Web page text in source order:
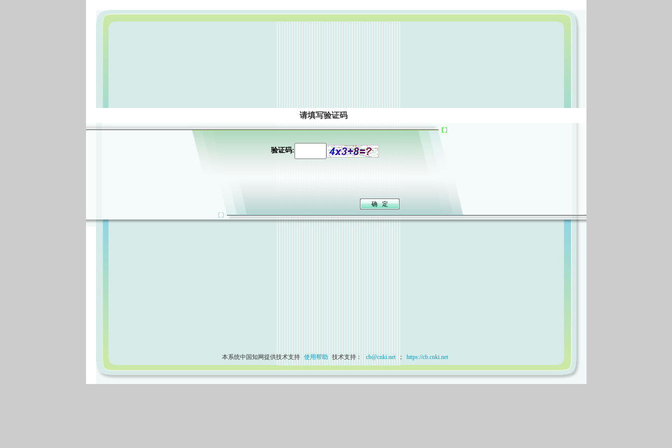
请填写验证码
验证码:
本系统中国知网提供技术支持 使用帮助 技术支持： cb@cnki.net ； https://cb.cnki.net